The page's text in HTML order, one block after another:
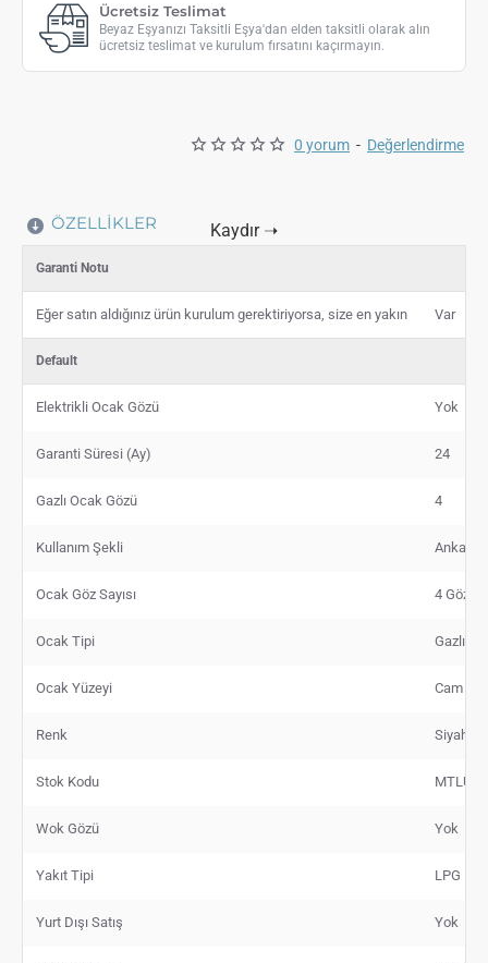
0 yorum - Değerlendirme
Ücretsiz Teslimat
Beyaz Eşyanızı Taksitli Eşya'dan elden taksitli olarak alın
ücretsiz teslimat ve kurulum fırsatını kaçırmayın.
ÖZELLIKLER
Garanti Notu
Eğer satın aldığınız ürün kurulum gerektiriyorsa, size en yakın Var
Default
Elektrikli Ocak Gözü Yok
Garanti Süresi (Ay) 24
Gazlı Ocak Gözü 4
Kullanım Şekli
Ocak Göz Sayısı 4 Gözü
Ocak Tipi Gazlı
Ocak Yüzeyi Cam
Renk Siyah
Stok Kodu
Wok Gözü Yok
Yakıt Tipi LPG
Yurt Dışı Satış Yok